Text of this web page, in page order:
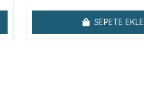
SEPETE EKLE